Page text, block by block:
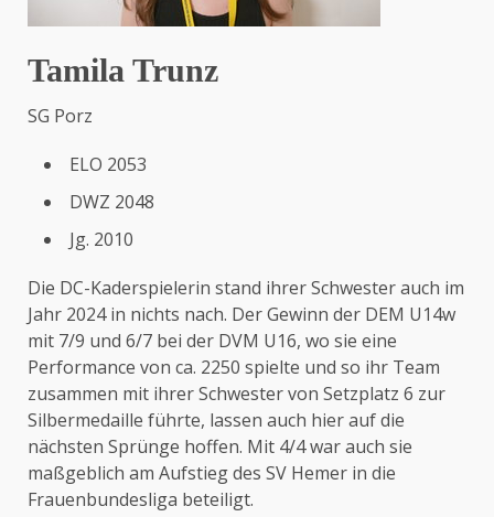
Tamila Trunz
SG Porz
ELO 2053
DWZ 2048
Jg. 2010
Die DC-Kaderspielerin stand ihrer Schwester auch im
Jahr 2024 in nichts nach. Der Gewinn der DEM U14w
mit 7/9 und 6/7 bei der DVM U16, wo sie eine
Performance von ca. 2250 spielte und so ihr Team
zusammen mit ihrer Schwester von Setzplatz 6 zur
Silbermedaille führte, lassen auch hier auf die
nächsten Sprünge hoffen. Mit 4/4 war auch sie
maßgeblich am Aufstieg des SV Hemer in die
Frauenbundesliga beteiligt.